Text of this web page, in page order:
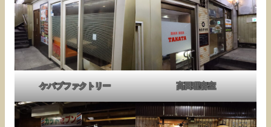
ケバブファクトリー 高田理容室